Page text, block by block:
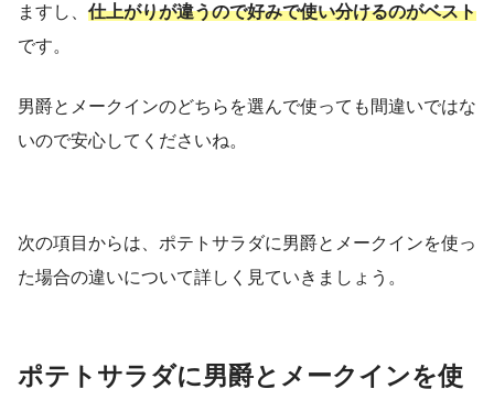
ますし、 仕上がりが違うので好みで使い分けるのがベスト
です。
男爵とメークインのどちらを選んで使っても間違いではな
いので安心してくださいね。
次の項目からは、ポテトサラダに男爵とメークインを使っ
た場合の違いについて詳しく見ていきましょう。
ポテトサラダに男爵とメークインを使